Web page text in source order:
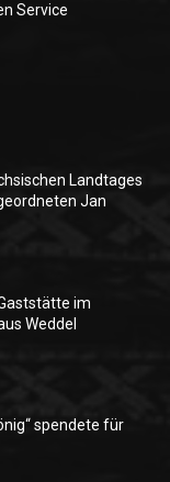
Service
Landtages
Jan
im
Weddel
spendete für